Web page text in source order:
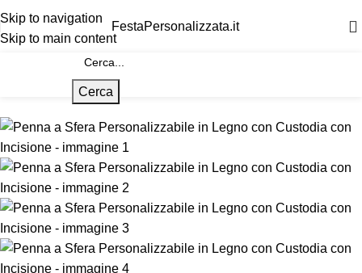
Skip to navigation
Skip to main content
FestaPersonalizzata.it
Cerca